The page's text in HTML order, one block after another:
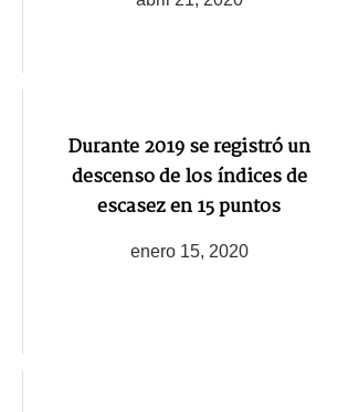
Durante 2019 se registró un
descenso de los índices de
escasez en 15 puntos
enero 15, 2020